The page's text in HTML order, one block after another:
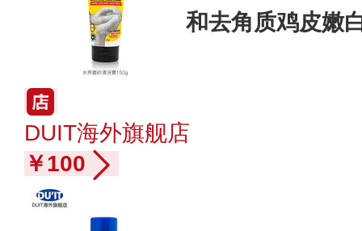
和去角质鸡皮嫩
DUIT海外旗舰店
￥100